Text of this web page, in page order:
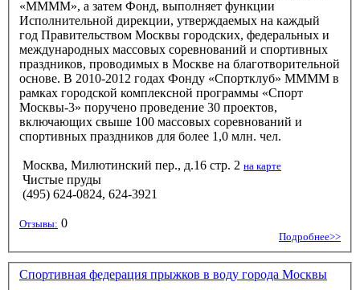
«ММММ», а затем Фонд, выполняет функции
Исполнительной дирекции, утверждаемых на каждый
год Правительством Москвы городских, федеральных и
международных массовых соревнований и спортивных
праздников, проводимых в Москве на благотворительной
основе. В 2010-2012 годах Фонду «Спортклуб» ММММ в
рамках городской комплексной программы «Спорт
Москвы-3» поручено проведение 30 проектов,
включающих свыше 100 массовых соревнований и
спортивных праздников для более 1,0 млн. чел.
Москва, Милютинский пер., д.16 стр. 2 на карте
Чистые пруды
(495) 624-0824, 624-3921
Отзывы: 0
Подробнее>>
Спортивная федерация прыжков в воду города Москвы